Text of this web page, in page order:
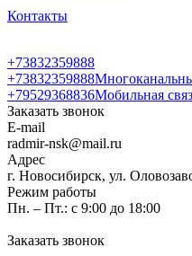
Контакты
+73832359888
+73832359888
+79529368836Мобильная
Заказать звонок
E-mail
radmir-nsk@mail.ru
Адрес
г. Новосибирск, ул.
Режим работы
Пн. – Пт.: с 9:00 до 18:00
Заказать звонок